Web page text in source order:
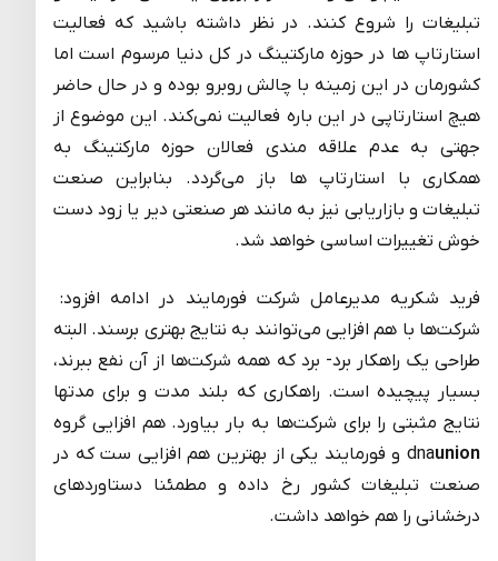
تبلیغات را شروع کنند. در نظر داشته باشید که فعالیت
استارتاپ ها در حوزه مارکتینگ در کل دنیا مرسوم است اما
کشورمان در این زمینه با چالش روبرو بوده و در حال حاضر
هیچ استارتاپی در این باره فعالیت نمی‌کند. این موضوع از
جهتی به عدم علاقه مندی فعالان حوزه مارکتینگ به
همکاری با استارتاپ ها باز می‌گردد. بنابراین صنعت
تبلیغات و بازاریابی نیز به مانند هر صنعتی دیر یا زود دست
خوش تغییرات اساسی خواهد شد.
فرید شکریه مدیرعامل شرکت فورمایند در ادامه افزود:
شرکت‌ها با هم افزایی می‌توانند به نتایج بهتری برسند. البته
طراحی یک راهکار برد- برد که همه شرکت‌ها از آن نفع ببرند،
بسیار پیچیده است. راهکاری که بلند مدت و برای مدتها
نتایج مثبتی را برای شرکت‌ها به بار بیاورد. هم افزایی گروه
dnaunion
و فورمایند یکی از بهترین هم افزایی ست که در
صنعت تبلیغات کشور رخ داده و مطمئنا دستاوردهای
درخشانی را هم خواهد داشت.